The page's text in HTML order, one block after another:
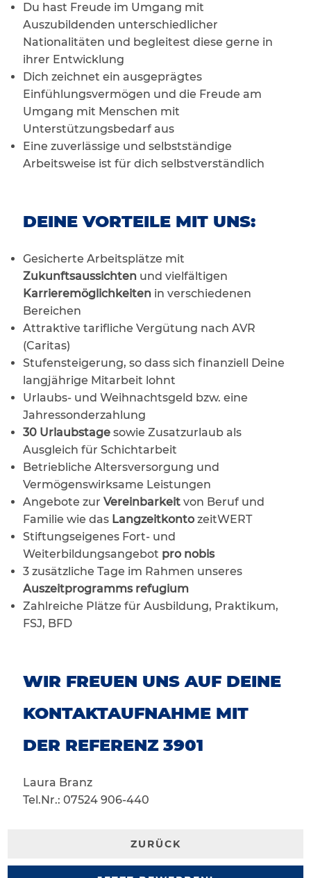
Du hast Freude im Umgang mit
Auszubildenden unterschiedlicher
Nationalitäten und begleitest diese gerne in
ihrer Entwicklung
Dich zeichnet ein ausgeprägtes
Einfühlungsvermögen und die Freude am
Umgang mit Menschen mit
Unterstützungsbedarf aus
Eine zuverlässige und selbstständige
Arbeitsweise ist für dich selbstverständlich
DEINE VORTEILE MIT UNS:
Gesicherte Arbeitsplätze mit
Zukunftsaussichtenund vielfältigen
Karrieremöglichkeiten in verschiedenen
Bereichen
Attraktive tarifliche Vergütung nach AVR
(Caritas)
Stufensteigerung, so dass sich finanziell Deine
langjährige Mitarbeit lohnt
Urlaubs- und Weihnachtsgeld bzw. eine
Jahressonderzahlung
30 Urlaubstage sowie Zusatzurlaub als
Ausgleich für Schichtarbeit
Betriebliche Altersversorgung und
Vermögenswirksame Leistungen
Angebote zur Vereinbarkeitvon Beruf und
Familie wie das LangzeitkontozeitWERT
Stiftungseigenes Fort- und
Weiterbildungsangebot pro nobis
3 zusätzliche Tage im Rahmen unseres
Auszeitprogramms refugium
Zahlreiche Plätze für Ausbildung, Praktikum,
FSJ, BFD
WIR FREUEN UNS AUF DEINE
KONTAKTAUFNAHME MIT
DER REFERENZ 3901
Laura Branz
Tel.Nr.: 07524 906-440
ZURÜCK